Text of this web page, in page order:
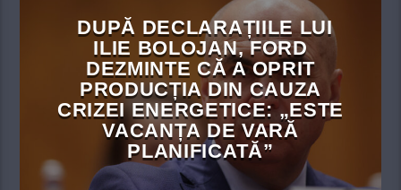
DUPĂ DECLARAȚIILE LUI
ILIE BOLOJAN, FORD
DEZMINTE CĂ A OPRIT
PRODUCȚIA DIN CAUZA
CRIZEI ENERGETICE: „ESTE
VACANȚA DE VARĂ
PLANIFICATĂ”